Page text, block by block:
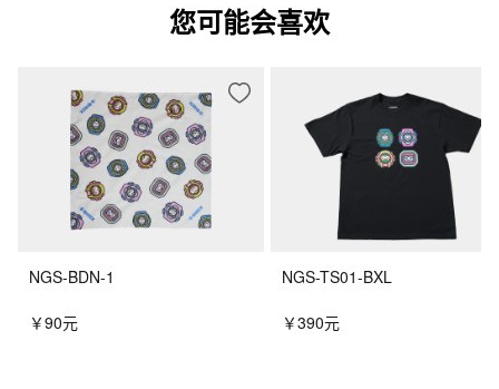
您可能会喜欢
NGS-BDN-1
￥90元
NGS-TS01-BXL
￥390元